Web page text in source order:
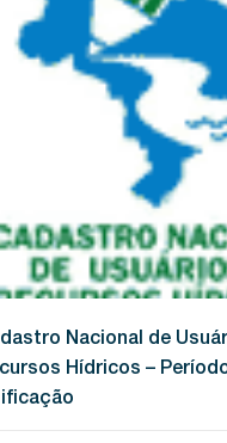
Nacional de
Hídricos –